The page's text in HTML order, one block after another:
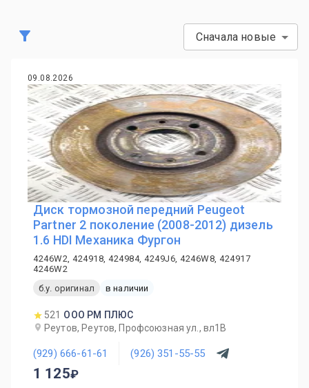
Сначала новые
09.08.2026
Диск тормозной передний Peugeot
Partner 2 поколение (2008-2012) дизель
1.6 HDI Механика Фургон
4246W2, 424918, 424984, 4249J6, 4246W8, 424917
4246W2
б.у. оригинал
в наличии
521 ООО РМ ПЛЮС
Реутов, Реутов, Профсоюзная ул., вл1В
(929) 666-61-61 (926) 351-55-55
1 125